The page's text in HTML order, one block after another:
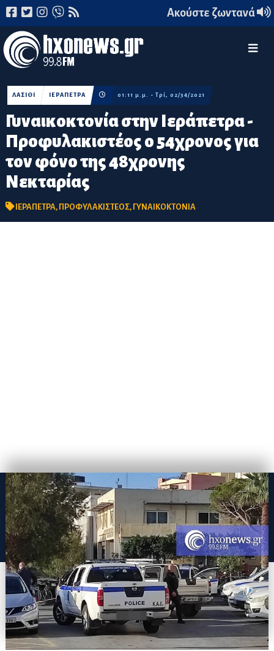
Ακούστε ζωντανά
Γυναικοκτονία στην Ιεράπετρα -
Προφυλακιστέος ο 54χρονος για
τον φόνο της 48χρονης
Νεκταρίας
ΛΑΣΙΘΙ ΙΕΡΑΠΕΤΡΑ 01:11 μ.μ. - Τρί, 02/34/2021
ΙΕΡΑΠΕΤΡΑ, ΠΡΟΦΥΛΑΚΙΣΤΕΟΣ, ΓΥΝΑΙΚΟΚΤΟΝΙΑ